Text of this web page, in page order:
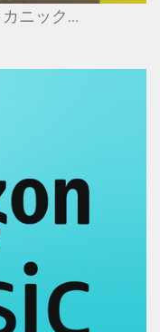
カニック...